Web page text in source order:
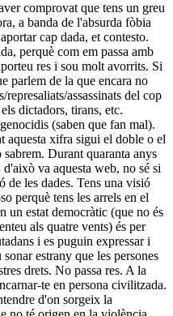
comprovat que tens un greu
a banda de l'absurda fòbia
cap dada, et contesto.
perquè com em passa amb
res i sou molt avorrits. Si
parlem de la que encara no
assassinats del cop
dictadors, tirans, etc.
(saben que fan mal).
aquesta xifra sigui el doble o el
Durant quaranta anys
va aquesta web, no sé si
de les dades. Tens una visió
perquè tens les arrels en el
un estat democràtic (que no és
als quatre vents) és per
i es puguin expressar i
estrany que les persones
drets. No passa res. A la
te en persona civilitzada.
d'on sorgeix la